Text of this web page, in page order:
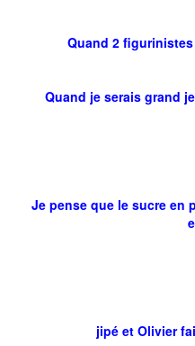
Quand 2
Quand je serais grand
Je pense que le sucre en
jipé et Olivier